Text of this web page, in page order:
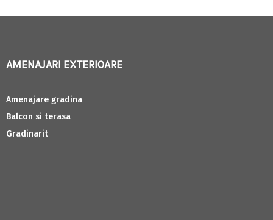
AMENAJARI EXTERIOARE
Amenajare gradina
Balcon si terasa
Gradinarit